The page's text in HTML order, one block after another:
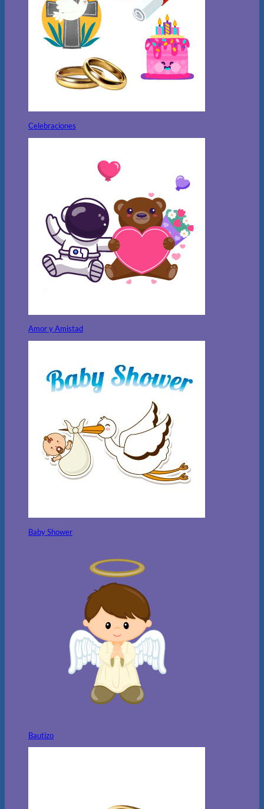
Celebraciones
Amor y Amistad
Baby Shower
Bautizo